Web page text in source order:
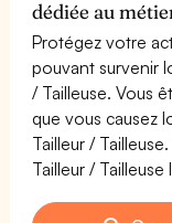
dédiée au
Protégez votre
pouvant survenir
/ Tailleuse. Vous
que vous causez
Tailleur /
Tailleur /